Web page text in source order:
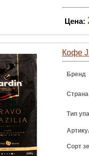
Цена:
Кофе
Бренд
Тип
Сорт